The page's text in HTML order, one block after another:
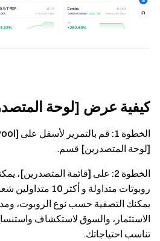
كيفية عرض [لوحة
الخطوة 1: قم بالتمرير لأسفل على [Bot Pool]
[لوحة المتصدرين] قسم.
الخطوة 2: على [قائمة المتصدرين]،
روبوتات متداولة و أكثر 10 متداولين شعبية
يمكنك التصفية حسب نوع الروبوت،
الاستثمار، والسوق لاستكشاف
تناسب احتياجاتك.